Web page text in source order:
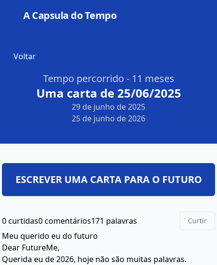
A Capsula do Tempo
Voltar
Tempo percorrido - 11 meses
Uma carta de 25/06/2025
29 de junho de 2025
25 de junho de 2026
0 curtidas0 comentários171 palavras Curtir
Meu querido eu do futuro
Dear FutureMe,
Querida eu de 2026, hoje não são muitas palavras.
ESCREVER UMA CARTA PARA O FUTURO